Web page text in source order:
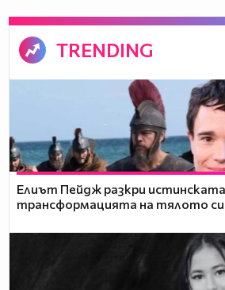
TRENDING
Елиът Пейдж разкри истинската
трансформацията на тялото